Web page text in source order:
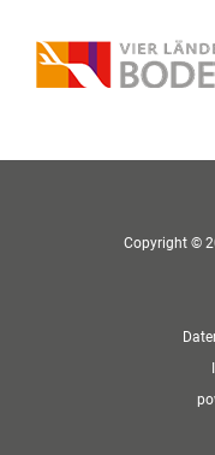
Copyright ©
p